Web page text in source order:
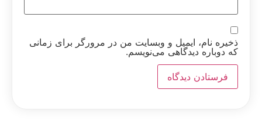
ذخیره نام، ایمیل و وبسایت من در مرورگر برای زمانی
که دوباره دیدگاهی می‌نویسم.